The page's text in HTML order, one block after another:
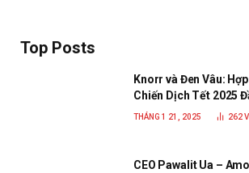
Top Posts
Knorr và Đen Vâu:
Chiến Dịch Tết 2025
Nhà”
THÁNG 1 21, 2025 262
CEO Pawalit Ua –